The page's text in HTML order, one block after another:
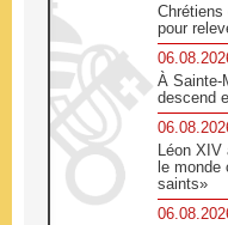
pour
À Sainte-
descend
Léon XIV
le monde
saints»